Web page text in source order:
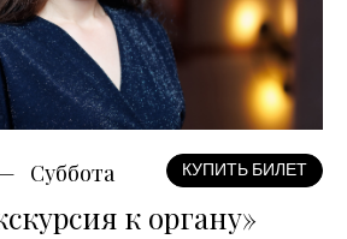
Суббота КУПИТЬ БИЛЕТ
к органу»